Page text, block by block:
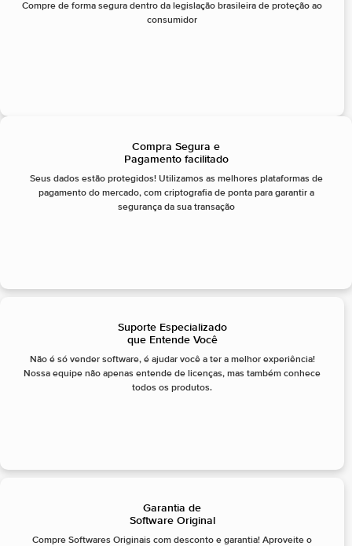
Compre de forma segura dentro da legislação brasileira de proteção ao
consumidor
Compra Segura e
Pagamento facilitado
Seus dados estão protegidos! Utilizamos as melhores plataformas de
pagamento do mercado, com criptografia de ponta para garantir a
segurança da sua transação
Suporte Especializado
que Entende Você
Não é só vender software, é ajudar você a ter a melhor experiência!
Nossa equipe não apenas entende de licenças, mas também conhece
todos os produtos.
Garantia de
Software Original
Compre Softwares Originais com desconto e garantia! Aproveite o